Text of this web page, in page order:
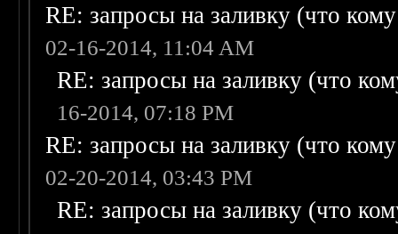
RE: запросы на заливку (что
02-16-2014, 11:04 AM
RE: запросы на заливку (что
16-2014, 07:18 PM
RE: запросы на заливку (что
02-20-2014, 03:43 PM
RE: запросы на заливку (что